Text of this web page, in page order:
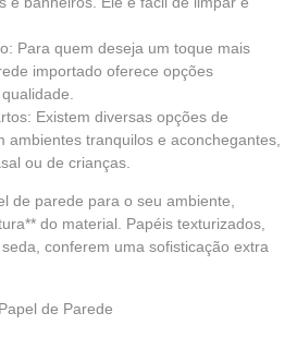
Para quem deseja um toque mais
importado oferece opções
Existem diversas opções de
ambientes tranquilos e aconchegantes,
ou de crianças.
de parede para o seu ambiente,
do material. Papéis texturizados,
conferem uma sofisticação extra
de Parede